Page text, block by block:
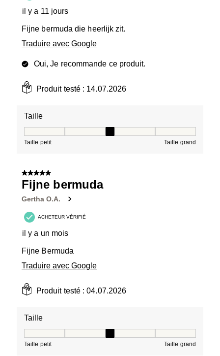
il y a 11 jours
Fijne bermuda die heerlijk zit.
Traduire avec Google
Oui, Je recommande ce produit.
Produit testé : 14.07.2026
Taille
Taille petit Taille grand
5 sur 5 étoiles.
Fijne bermuda
Gertha O.A.
ACHETEUR VÉRIFIÉ
il y a un mois
Fijne Bermuda
Traduire avec Google
Produit testé :04.07.2026
Taille
Taille petit Taille grand